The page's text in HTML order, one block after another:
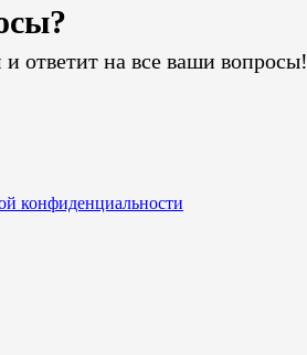
ответит на все ваши вопросы!
конфиденциальности